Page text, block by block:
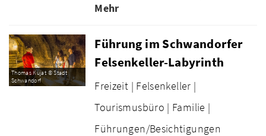
Mehr
Thomas Kujat © Stadt
Schwandorf
Führung im Schwandorfer
Felsenkeller-Labyrinth
Freizeit | Felsenkeller |
Tourismusbüro | Familie |
Führungen/Besichtigungen